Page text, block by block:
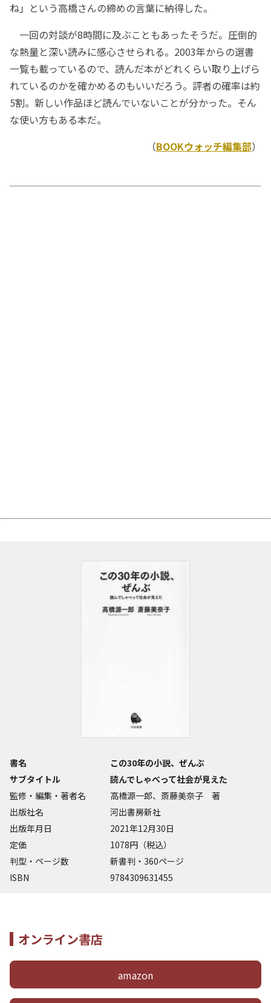
ね」という高橋さんの締めの言葉に納得した。
一回の対談が8時間に及ぶこともあったそうだ。圧倒的
な熱量と深い読みに感心させられる。2003年からの選書
一覧も載っているので、読んだ本がどれくらい取り上げら
れているのかを確かめるのもいいだろう。評者の確率は約
5割。新しい作品ほど読んでいないことが分かった。そん
な使い方もある本だ。
（BOOKウォッチ編集部）
書名
この30年の小説、ぜんぶ
サブタイトル
読んでしゃべって社会が見えた
監修・編集・著者名
高橋源一郎、斎藤美奈子 著
出版社名
河出書房新社
出版年月日
2021年12月30日
定価
1078円（税込）
判型・ページ数
新書判・360ページ
ISBN
9784309631455
オンライン書店
amazon